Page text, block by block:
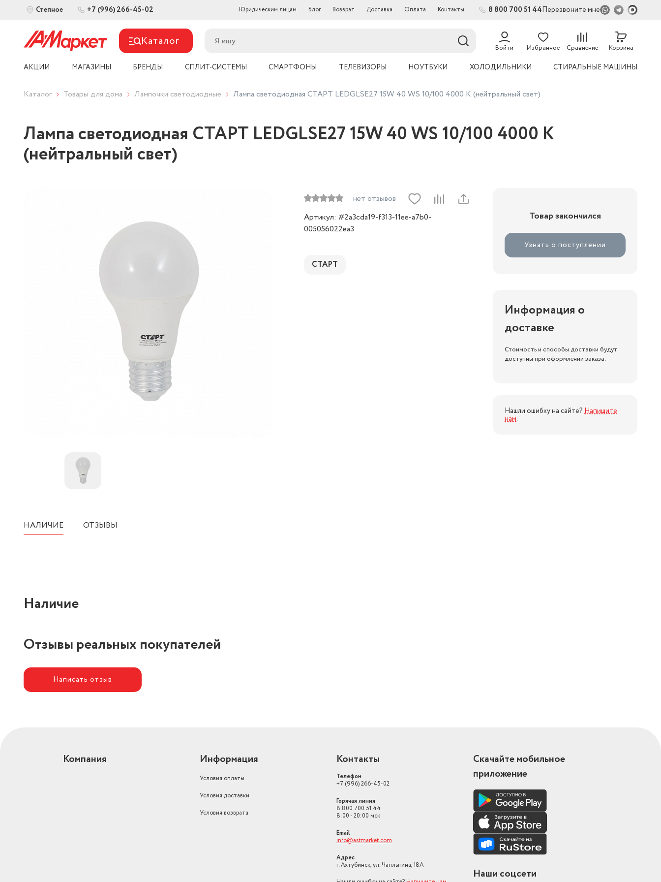
Степное +7 (996) 266-45-02 Юридическим лицам Блог Возврат Доставка Оплата Контакты 8 800 700 51 44Перезвоните мне
Каталог Войти Избранное Сравнение
54
Корзина
АКЦИИ МАГАЗИНЫ БРЕНДЫ СПЛИТ-СИСТЕМЫ СМАРТФОНЫ ТЕЛЕВИЗОРЫ НОУТБУКИ ХОЛОДИЛЬНИКИ СТИРАЛЬНЫЕ МАШИНЫ
Каталог Товары для дома Лампочки светодиодные Лампа светодиодная СТАРТ LEDGLSE27 15W 40 WS 10/100 4000 К (нейтральный свет)
Лампа светодиодная СТАРТ LEDGLSE27 15W 40 WS 10/100 4000 К
(нейтральный свет)
нет отзывов
Артикул: #2a3cda19-f313-11ee-a7b0-
005056022ea3
СТАРТ
Товар закончился
Узнать о поступлении
Информация о
доставке
Стоимость и способы доставки будут
доступны при оформлении заказа.
Нашли ошибку на сайте? Напишите
нам.
НАЛИЧИЕ ОТЗЫВЫ
Наличие
Отзывы реальных покупателей
Написать отзыв
Компания Информация
Условия оплаты
Условия доставки
Условия возврата
Контакты
Телефон
+7 (996) 266-45-02
Горячая линия
8 800 700 51 44
8:00 - 20:00 мск
Email
info@astmarket.com
Адрес
г. Ахтубинск, ул. Чаплыгина, 18А
Скачайте мобильное
приложение
Наши соцсети